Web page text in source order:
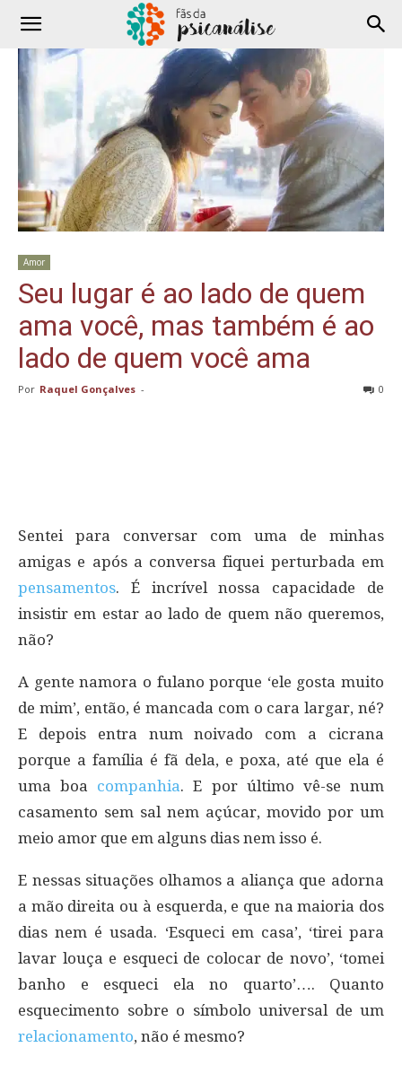
Amor
Seu lugar é ao lado de quem
ama você, mas também é ao
lado de quem você ama
Por Raquel Gonçalves - 0
Sentei para conversar com uma de minhas
amigas e após a conversa fiquei perturbada em
pensamentos. É incrível nossa capacidade de
insistir em estar ao lado de quem não queremos,
não?
A gente namora o fulano porque ‘ele gosta muito
de mim’, então, é mancada com o cara largar, né?
E depois entra num noivado com a cicrana
porque a família é fã dela, e poxa, até que ela é
uma boa companhia. E por último vê-se num
casamento sem sal nem açúcar, movido por um
meio amor que em alguns dias nem isso é.
E nessas situações olhamos a aliança que adorna
a mão direita ou à esquerda, e que na maioria dos
dias nem é usada. ‘Esqueci em casa’, ‘tirei para
lavar louça e esqueci de colocar de novo’, ‘tomei
banho e esqueci ela no quarto’…. Quanto
esquecimento sobre o símbolo universal de um
relacionamento, não é mesmo?